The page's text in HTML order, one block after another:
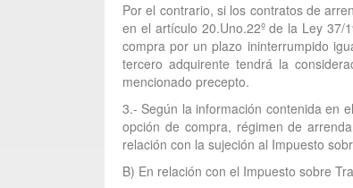
Por el contrario, si los contratos de
en el artículo 20.Uno.22º de la Ley
compra por un plazo ininterrumpido
tercero adquirente tendrá la
mencionado precepto.
3.- Según la información contenida en
opción de compra, régimen de
relación con la sujeción al Impuesto
B) En relación con el Impuesto sobre